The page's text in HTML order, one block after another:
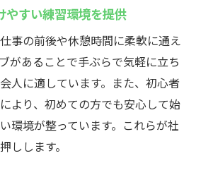
やすい練習環境を提供
事の前後や休憩時間に柔軟に通え
があることで手ぶらで気軽に立ち
人に適しています。また、初心者
より、初めての方でも安心して始
環境が整っています。これらが社
しします。